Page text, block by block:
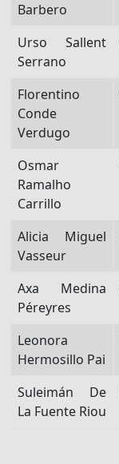
Barbero
Urso Sallent
Serrano
Florentino
Conde
Verdugo
Osmar
Ramalho
Carrillo
Alicia Miguel
Vasseur
Axa Medina
Péreyres
Leonora
Hermosillo Pai
Suleimán De
La Fuente Riou